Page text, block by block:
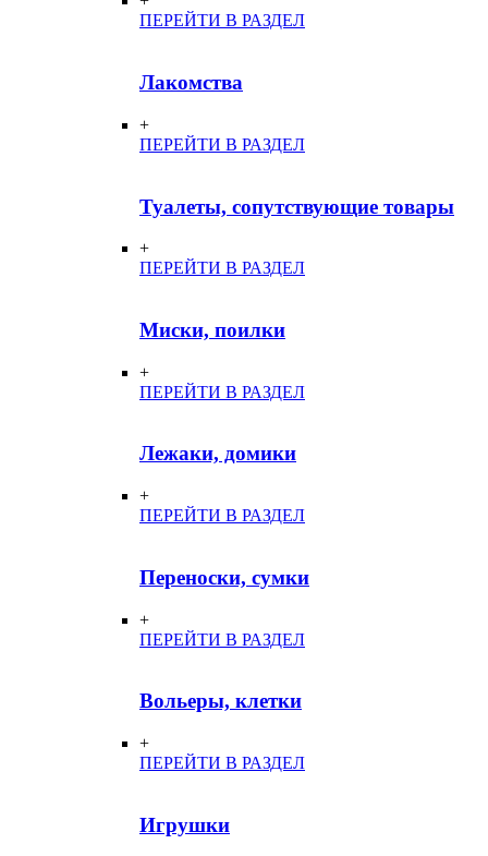
ПЕРЕЙТИ В РАЗДЕЛ
Лакомства
+
ПЕРЕЙТИ В РАЗДЕЛ
Туалеты, сопутствующие товары
+
ПЕРЕЙТИ В РАЗДЕЛ
Миски, поилки
+
ПЕРЕЙТИ В РАЗДЕЛ
Лежаки, домики
+
ПЕРЕЙТИ В РАЗДЕЛ
Переноски, сумки
+
ПЕРЕЙТИ В РАЗДЕЛ
Вольеры, клетки
+
ПЕРЕЙТИ В РАЗДЕЛ
Игрушки